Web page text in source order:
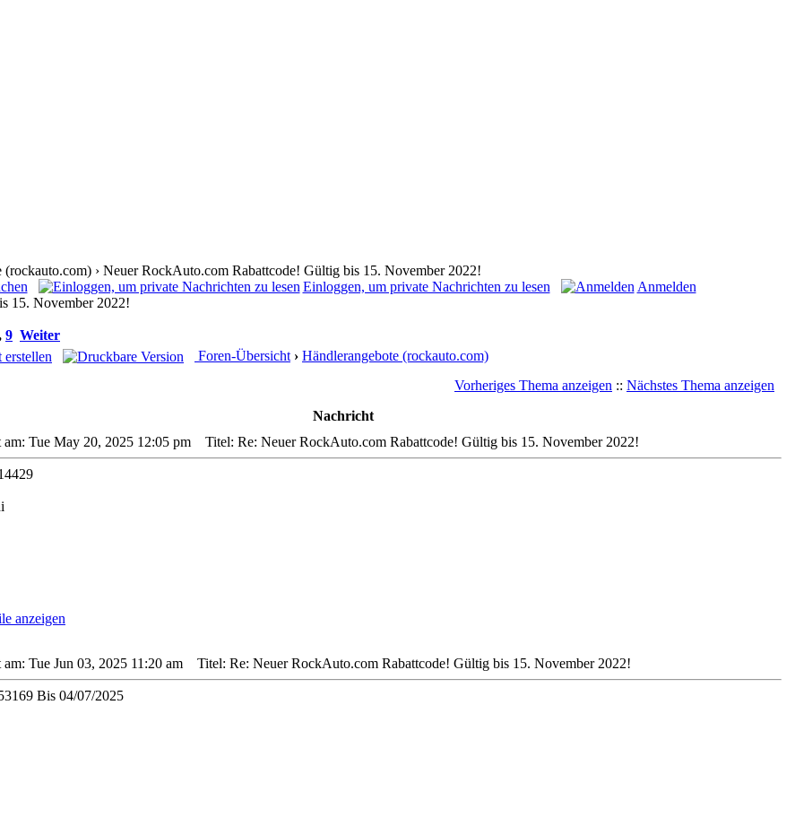
(rockauto.com) › Neuer RockAuto.com Rabattcode! Gültig bis 15. November 2022!
Einloggen, um private Nachrichten zu lesen
Anmelden
15. November 2022!
9 Weiter
Foren-Übersicht › Händlerangebote (rockauto.com)
Vorheriges Thema anzeigen :: Nächstes Thema anzeigen
Nachricht
am: Tue May 20, 2025 12:05 pm Titel: Re: Neuer RockAuto.com Rabattcode! Gültig bis 15. November 2022!
am: Tue Jun 03, 2025 11:20 am Titel: Re: Neuer RockAuto.com Rabattcode! Gültig bis 15. November 2022!
Bis 04/07/2025